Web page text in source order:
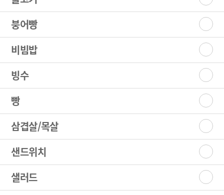
붕어빵
비빔밥
빙수
빵
삼겹살/목살
샌드위치
샐러드